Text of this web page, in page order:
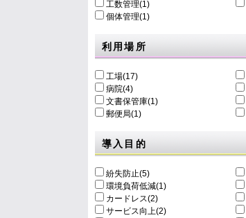
工数管理(1)
個体管理(1)
利用場所
工場(17)
病院(4)
文書保管庫(1)
郵便局(1)
導入目的
紛失防止(5)
環境負荷低減(1)
カードレス(2)
サービス向上(2)